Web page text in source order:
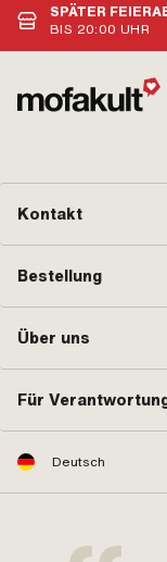
SPÄTER
BIS 20:00 UHR
Kontakt
Bestellung
Über uns
Für
Deutsch